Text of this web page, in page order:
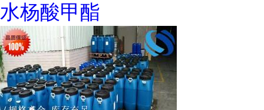
水杨酸甲酯